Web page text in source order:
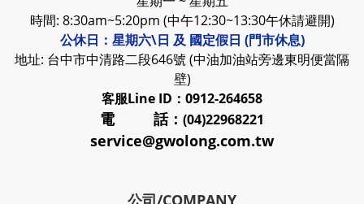
時間: 8:30am~5:20pm (中午12:30~13:30午休請避開)
公休日：星期六\日 及 國定假日 (門市休息)
地址: 台中市中清路二段646號 (中油加油站旁邊東明便當隔
壁)
客服Line ID：0912-264658
電 話： (04)22968221
service@gwolong.com.tw